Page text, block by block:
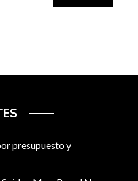
presupuesto y